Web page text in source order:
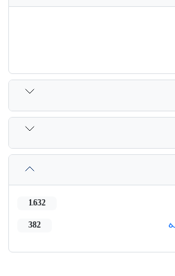
1,632
382